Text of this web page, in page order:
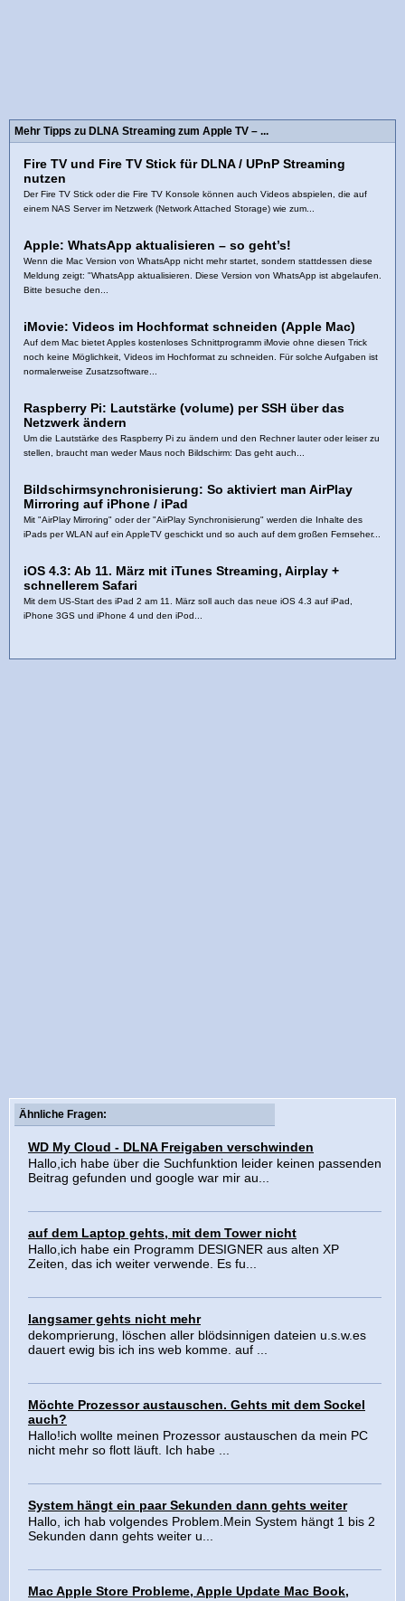
Mehr Tipps zu DLNA Streaming zum Apple TV – ...
Fire TV und Fire TV Stick für DLNA / UPnP Streaming
nutzen
Der Fire TV Stick oder die Fire TV Konsole können auch Videos abspielen, die auf
einem NAS Server im Netzwerk (Network Attached Storage) wie zum...
Apple: WhatsApp aktualisieren – so geht’s!
Wenn die Mac Version von WhatsApp nicht mehr startet, sondern stattdessen diese
Meldung zeigt: "WhatsApp aktualisieren. Diese Version von WhatsApp ist abgelaufen.
Bitte besuche den...
iMovie: Videos im Hochformat schneiden (Apple Mac)
Auf dem Mac bietet Apples kostenloses Schnittprogramm iMovie ohne diesen Trick
noch keine Möglichkeit, Videos im Hochformat zu schneiden. Für solche Aufgaben ist
normalerweise Zusatzsoftware...
Raspberry Pi: Lautstärke (volume) per SSH über das
Netzwerk ändern
Um die Lautstärke des Raspberry Pi zu ändern und den Rechner lauter oder leiser zu
stellen, braucht man weder Maus noch Bildschirm: Das geht auch...
Bildschirmsynchronisierung: So aktiviert man AirPlay
Mirroring auf iPhone / iPad
Mit "AirPlay Mirroring" oder der "AirPlay Synchronisierung" werden die Inhalte des
iPads per WLAN auf ein AppleTV geschickt und so auch auf dem großen Fernseher...
iOS 4.3: Ab 11. März mit iTunes Streaming, Airplay +
schnellerem Safari
Mit dem US-Start des iPad 2 am 11. März soll auch das neue iOS 4.3 auf iPad,
iPhone 3GS und iPhone 4 und den iPod...
Ähnliche Fragen:
WD My Cloud - DLNA Freigaben verschwinden
Hallo,ich habe über die Suchfunktion leider keinen passenden
Beitrag gefunden und google war mir au...
auf dem Laptop gehts, mit dem Tower nicht
Hallo,ich habe ein Programm DESIGNER aus alten XP
Zeiten, das ich weiter verwende. Es fu...
langsamer gehts nicht mehr
dekomprierung, löschen aller blödsinnigen dateien u.s.w.es
dauert ewig bis ich ins web komme. auf ...
Möchte Prozessor austauschen. Gehts mit dem Sockel
auch?
Hallo!ich wollte meinen Prozessor austauschen da mein PC
nicht mehr so flott läuft. Ich habe ...
System hängt ein paar Sekunden dann gehts weiter
Hallo, ich hab volgendes Problem.Mein System hängt 1 bis 2
Sekunden dann gehts weiter u...
Mac Apple Store Probleme, Apple Update Mac Book,